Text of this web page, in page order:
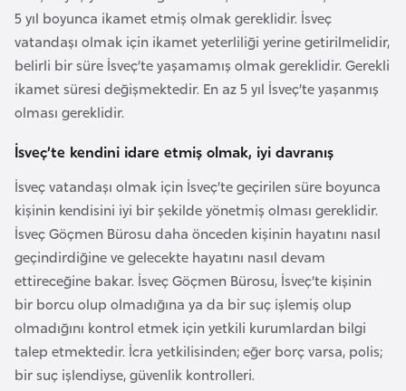
5 yıl boyunca ikamet etmiş olmak gereklidir. İsveç
vatandaşı olmak için ikamet yeterliliği yerine getirilmelidir,
belirli bir süre İsveç’te yaşamamış olmak gereklidir. Gerekli
ikamet süresi değişmektedir. En az 5 yıl İsveç’te yaşanmış
olması gereklidir.
İsveç’te kendini idare etmiş olmak, iyi davranış
İsveç vatandaşı olmak için İsveç’te geçirilen süre boyunca
kişinin kendisini iyi bir şekilde yönetmiş olması gereklidir.
İsveç Göçmen Bürosu daha önceden kişinin hayatını nasıl
geçindirdiğine ve gelecekte hayatını nasıl devam
ettireceğine bakar. İsveç Göçmen Bürosu, İsveç’te kişinin
bir borcu olup olmadığına ya da bir suç işlemiş olup
olmadığını kontrol etmek için yetkili kurumlardan bilgi
talep etmektedir. İcra yetkilisinden; eğer borç varsa, polis;
bir suç işlendiyse, güvenlik kontrolleri.
F
a
s
o
a
d
Ç
e
k
C
u
m
h